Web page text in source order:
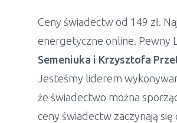
Ceny świadectw od 149 zł.
energetyczne online. Pewny
Semeniuka i Krzysztofa
Jesteśmy liderem
że świadectwo można
ceny świadectw zaczynają się